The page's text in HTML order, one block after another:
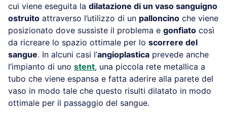
cui viene eseguita la dilatazione di un vaso sanguigno
ostruito attraverso l’utilizzo di un palloncino che viene
posizionato dove sussiste il problema e gonfiato così
da ricreare lo spazio ottimale per lo scorrere del
sangue. In alcuni casi l’angioplastica prevede anche
l’impianto di uno stent, una piccola rete metallica a
tubo che viene espansa e fatta aderire alla parete del
vaso in modo tale che questo risulti dilatato in modo
ottimale per il passaggio del sangue.